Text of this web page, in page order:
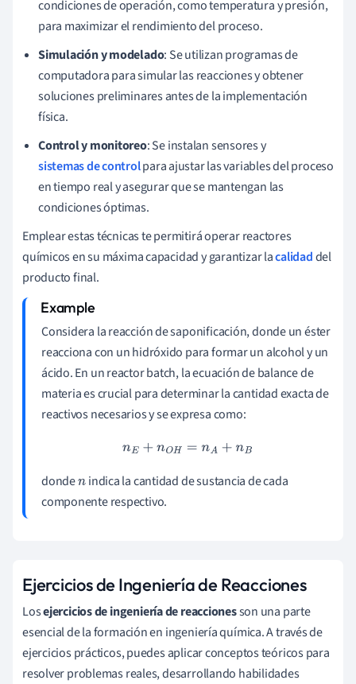
condiciones de operación, como temperatura y presión,
para maximizar el rendimiento del proceso.
Simulación y modelado: Se utilizan programas de
computadora para simular las reacciones y obtener
soluciones preliminares antes de la implementación
física.
Control y monitoreo: Se instalan sensores y
sistemas de controlpara ajustar las variables del proceso
en tiempo real y asegurar que se mantengan las
condiciones óptimas.
Emplear estas técnicas te permitirá operar reactores
químicos en su máxima capacidad y garantizar lacalidaddel
producto final.
Considera la reacción de saponificación, donde un éster
reacciona con un hidróxido para formar un alcohol y un
ácido. En un reactor batch, la ecuación de balance de
materia es crucial para determinar la cantidad exacta de
reactivos necesarios y se expresa como:
nE+nOH=nA+nB
donden indica la cantidad de sustancia de cada
componente respectivo.
Ejercicios de Ingeniería de Reacciones
Losejercicios de ingeniería de reaccionesson una parte
esencial de la formación en ingeniería química. A través de
ejercicios prácticos, puedes aplicar conceptos teóricos para
resolver problemas reales, desarrollando habilidades